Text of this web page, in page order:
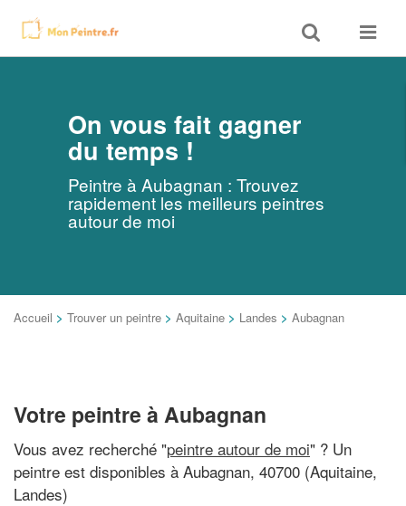
Toggle
search
Toggle
On vous fait gagner
du temps !
Peintre à Aubagnan : Trouvez
rapidement les meilleurs peintres
autour de moi
Accueil > Trouver un peintre > Aquitaine > Landes > Aubagnan
Votre peintre à Aubagnan
Vous avez recherché "peintre autour de moi" ? Un
peintre est disponibles à Aubagnan, 40700 (Aquitaine,
Landes)